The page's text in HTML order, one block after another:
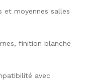
et moyennes salles
finition blanche
avec